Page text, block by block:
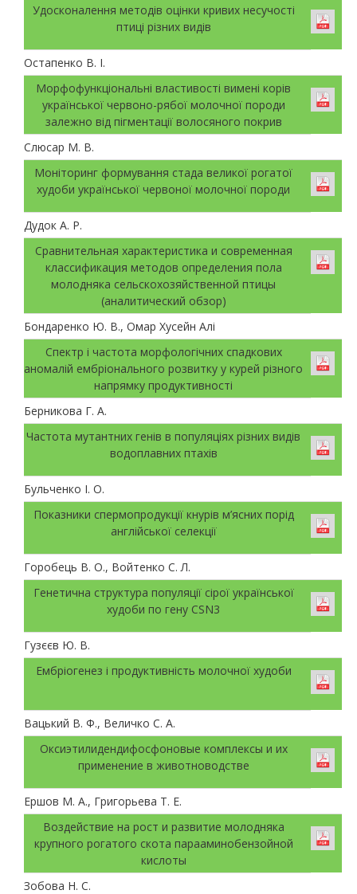
Удосконалення методів оцінки кривих несучості
птиці різних видів
Остапенко В. І.
Морфофункціональні властивості вимені корів
української червоно-рябої молочної породи
залежно від пігментації волосяного покрив
Слюсар М. В.
Моніторинг формування стада великої рогатої
худоби української червоної молочної породи
Дудок А. Р.
Сравнительная характеристика и современная
классификация методов определения пола
молодняка сельскохозяйственной птицы
(аналитический обзор)
Бондаренко Ю. В., Омар Хусейн Алі
Спектр і частота морфологічних спадкових
аномалій ембріонального розвитку у курей різного
напрямку продуктивності
Берникова Г. А.
Частота мутантних генів в популяціях різних видів
водоплавних птахів
Бульченко І. О.
Показники спермопродукції кнурів м’ясних порід
англійської селекції
Горобець В. О., Войтенко С. Л.
Генетична структура популяції сірої української
худоби по гену CSN3
Гузєєв Ю. В.
Ембріогенез і продуктивність молочної худоби
Вацький В. Ф., Величко С. А.
Оксиэтилидендифосфоновые комплексы и их
применение в животноводстве
Ершов М. А., Григорьева Т. Е.
Воздействие на рост и развитие молодняка
крупного рогатого скота парааминобензойной
кислоты
Зобова Н. С.